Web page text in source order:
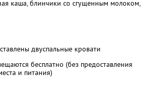
каша, блинчики со сгущенным молоком,
двуспальные кровати
бесплатно (без предоставления
и питания)